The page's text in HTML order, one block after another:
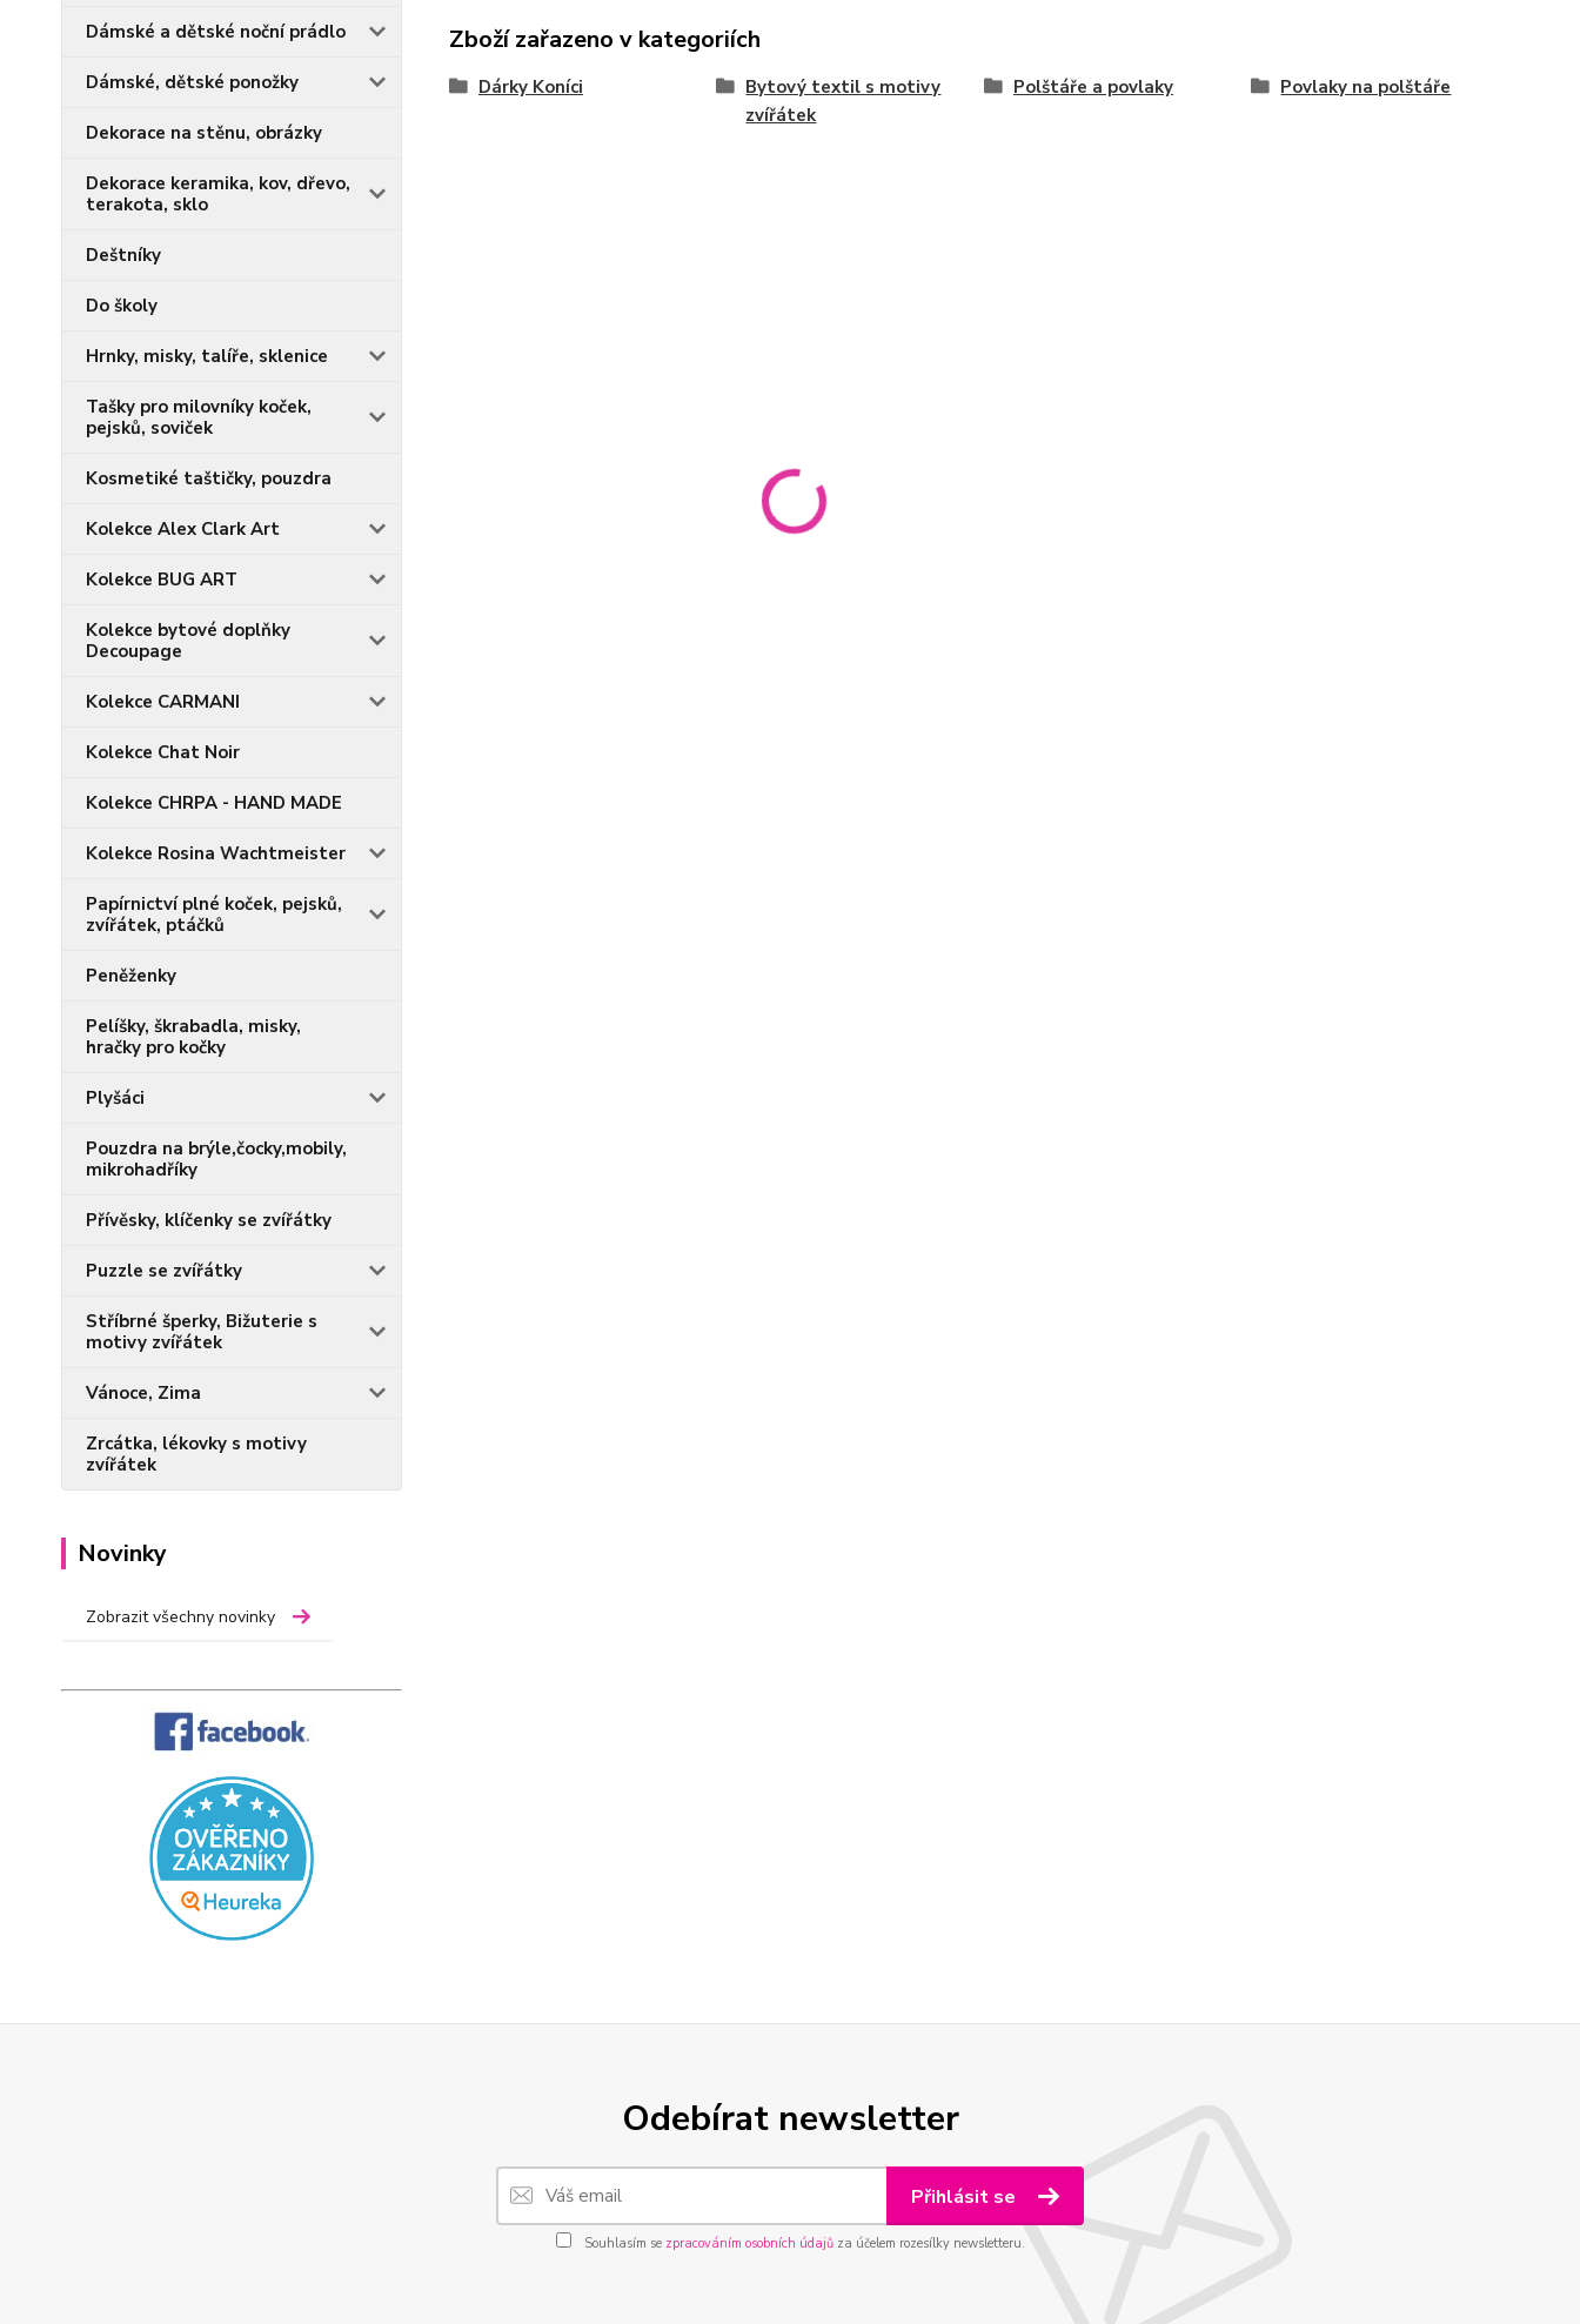
Dámské a dětské noční prádlo
Dámské, dětské ponožky
Dekorace na stěnu, obrázky
Dekorace keramika, kov, dřevo,
terakota, sklo
Deštníky
Do školy
Hrnky, misky, talíře, sklenice
Tašky pro milovníky koček,
pejsků, soviček
Kosmetiké taštičky, pouzdra
Kolekce Alex Clark Art
Kolekce BUG ART
Kolekce bytové doplňky
Decoupage
Kolekce CARMANI
Kolekce Chat Noir
Kolekce CHRPA - HAND MADE
Kolekce Rosina Wachtmeister
Papírnictví plné koček, pejsků,
zvířátek, ptáčků
Peněženky
Pelíšky, škrabadla, misky,
hračky pro kočky
Plyšáci
Pouzdra na brýle,čocky,mobily,
mikrohadříky
Přívěsky, klíčenky se zvířátky
Puzzle se zvířátky
Stříbrné šperky, Bižuterie s
motivy zvířátek
Vánoce, Zima
Zrcátka, lékovky s motivy
zvířátek
Novinky
Zobrazit všechny novinky
Zboží zařazeno v kategoriích
Dárky Koníci
Bytový textil s motivy
zvířátek
Polštáře a povlaky Povlaky na polštáře
Odebírat newsletter
Přihlásit se
Souhlasím se zpracováním osobních údajůza účelem rozesílky newsletteru.